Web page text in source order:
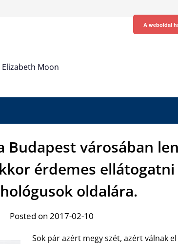
Moon
Budapest városában
érdemes ellátogatni
oldalára.
Posted on 2017-02-10
Sok pár azért megy szét, azért válnak
A weboldal